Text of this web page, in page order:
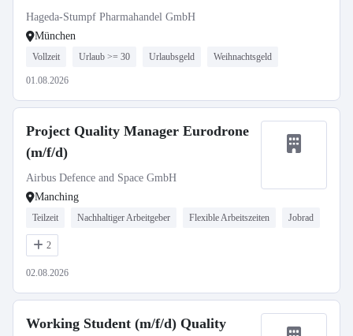
Hageda-Stumpf Pharmahandel GmbH
München
Vollzeit Urlaub >= 30 Urlaubsgeld Weihnachtsgeld
01.08.2026
Project Quality Manager Eurodrone
(m/f/d)
Airbus Defence and Space GmbH
Manching
Teilzeit Nachhaltiger Arbeitgeber Flexible Arbeitszeiten Jobrad
2
02.08.2026
Working Student (m/f/d) Quality